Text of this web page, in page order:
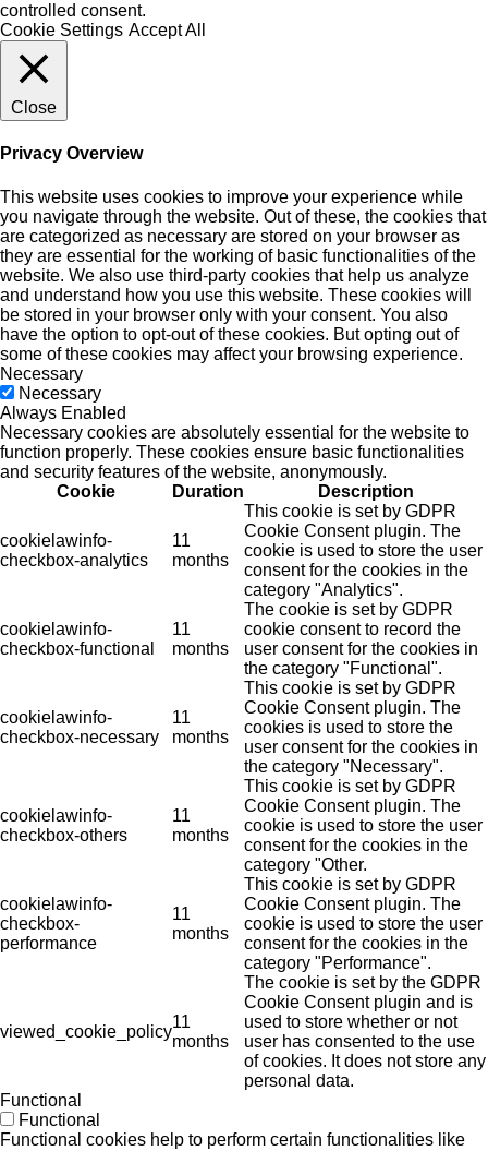
controlled consent.
Cookie Settings Accept All
Close
Privacy Overview
This website uses cookies to improve your experience while
you navigate through the website. Out of these, the cookies that
are categorized as necessary are stored on your browser as
they are essential for the working of basic functionalities of the
website. We also use third-party cookies that help us analyze
and understand how you use this website. These cookies will
be stored in your browser only with your consent. You also
have the option to opt-out of these cookies. But opting out of
some of these cookies may affect your browsing experience.
Necessary
Necessary
Always Enabled
Necessary cookies are absolutely essential for the website to
function properly. These cookies ensure basic functionalities
and security features of the website, anonymously.
Cookie
Duration Description
cookielawinfo-
checkbox-analytics
11
months
This cookie is set by GDPR
Cookie Consent plugin. The
cookie is used to store the user
consent for the cookies in the
category "Analytics".
cookielawinfo-
checkbox-functional
11
months
The cookie is set by GDPR
cookie consent to record the
user consent for the cookies in
the category "Functional".
cookielawinfo-
checkbox-necessary
11
months
This cookie is set by GDPR
Cookie Consent plugin. The
cookies is used to store the
user consent for the cookies in
the category "Necessary".
cookielawinfo-
checkbox-others
11
months
This cookie is set by GDPR
Cookie Consent plugin. The
cookie is used to store the user
consent for the cookies in the
category "Other.
cookielawinfo-
checkbox-
performance
11
months
This cookie is set by GDPR
Cookie Consent plugin. The
cookie is used to store the user
consent for the cookies in the
category "Performance".
viewed_cookie_policy
11
months
The cookie is set by the GDPR
Cookie Consent plugin and is
used to store whether or not
user has consented to the use
of cookies. It does not store any
personal data.
Functional
Functional
Functional cookies help to perform certain functionalities like